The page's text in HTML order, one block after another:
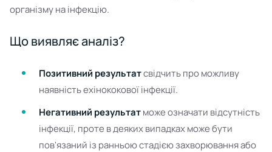
організму на інфекцію.
Що виявляє аналіз?
Позитивний результатсвідчить про можливу
наявність ехінококової інфекції.
Негативний результатможе означати відсутність
інфекції, проте в деяких випадках може бути
пов'язаний із ранньою стадією захворювання або